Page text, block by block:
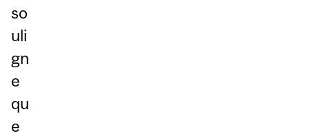
so
uli
gn
e
qu
e